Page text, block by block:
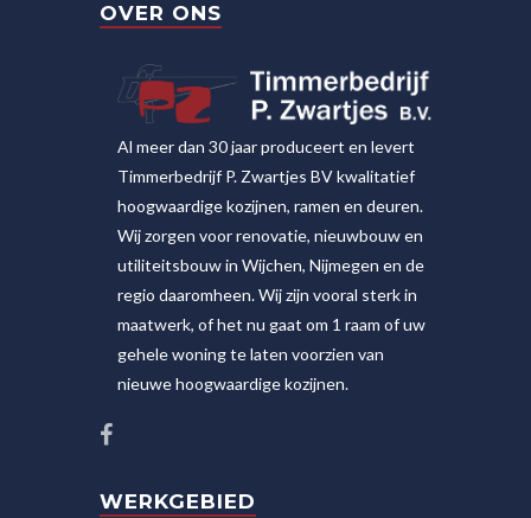
OVER ONS
Al meer dan 30 jaar produceert en levert
Timmerbedrijf P. Zwartjes BV kwalitatief
hoogwaardige kozijnen, ramen en deuren.
Wij zorgen voor renovatie, nieuwbouw en
utiliteitsbouw in Wijchen, Nijmegen en de
regio daaromheen. Wij zijn vooral sterk in
maatwerk, of het nu gaat om 1 raam of uw
gehele woning te laten voorzien van
nieuwe hoogwaardige kozijnen.
WERKGEBIED